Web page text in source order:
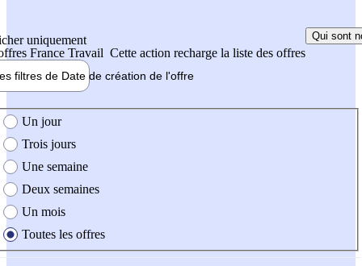
uniquement
France Travail Cette action recharge la liste des offres
Qui sont
filtres de Date de création de l'offre
création de l'offre
Un jour
Trois jours
Une semaine
Deux semaines
Un mois
Toutes les offres